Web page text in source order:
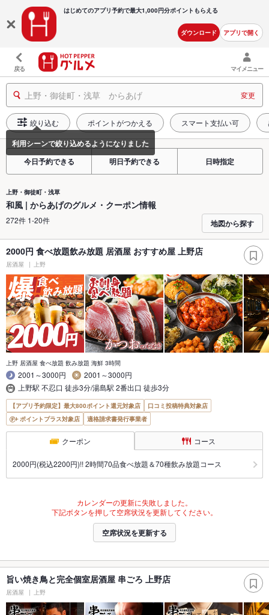
はじめてのアプリ予約で最大1,000円分ポイントもらえる
ダウンロード アプリで開く
戻る マイメニュー
上野・御徒町・浅草 からあげ 変更
絞り込む ポイントがつかえる スマート支払い可
今日予約できる 明日予約できる 日時指定
上野・御徒町・浅草
和風 | からあげのグルメ・クーポン情報
272件 1-20件 地図から探す
2000円 食べ放題飲み放題 居酒屋 おすすめ屋 上野店
居酒屋 上野
上野 居酒屋 食べ放題 飲み放題 海鮮 3時間
2001～3000円
2001～3000円
上野駅 不忍口 徒歩3分/湯島駅 2番出口 徒歩3分
【アプリ予約限定】最大800ポイント還元対象店
口コミ投稿特典対象店
ポイントプラス対象店
適格請求書発行事業者
クーポン コース
2000円(税込2200円)!! 2時間70品食べ放題＆70種飲み放題コース
カレンダーの更新に失敗しました。
下記ボタンを押して空席状況を更新してください。
空席状況を更新する
旨い焼き鳥と完全個室居酒屋 串ごろ 上野店
居酒屋 上野